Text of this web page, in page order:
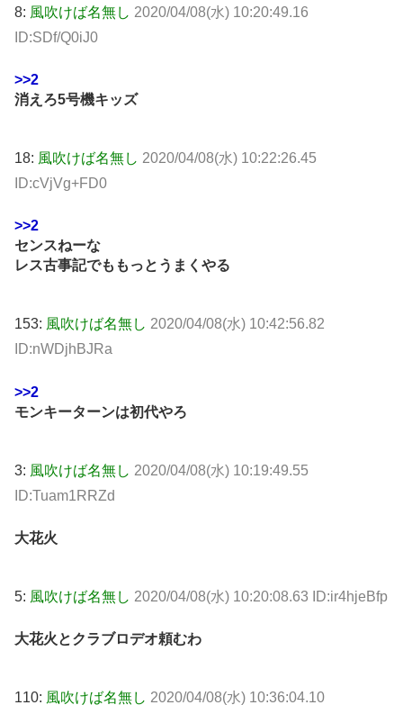
8: 風吹けば名無し 2020/04/08(水) 10:20:49.16
ID:SDf/Q0iJ0
>>2
消えろ5号機キッズ
18: 風吹けば名無し 2020/04/08(水) 10:22:26.45
ID:cVjVg+FD0
>>2
センスねーな
レス古事記でももっとうまくやる
153: 風吹けば名無し 2020/04/08(水) 10:42:56.82
ID:nWDjhBJRa
>>2
モンキーターンは初代やろ
3: 風吹けば名無し 2020/04/08(水) 10:19:49.55
ID:Tuam1RRZd
大花火
5: 風吹けば名無し 2020/04/08(水) 10:20:08.63 ID:ir4hjeBfp
大花火とクラブロデオ頼むわ
110: 風吹けば名無し 2020/04/08(水) 10:36:04.10